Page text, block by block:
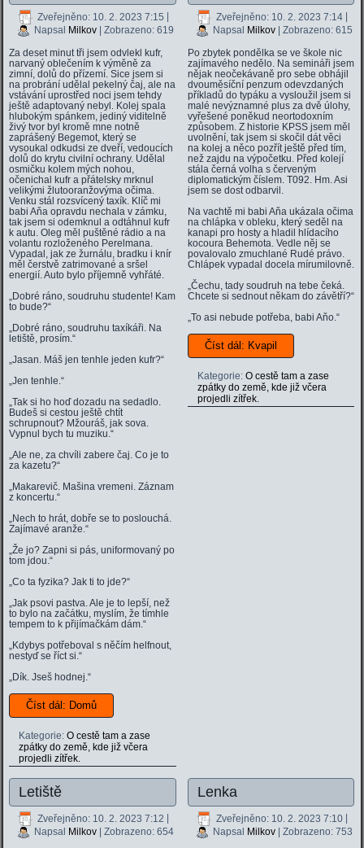
Zveřejněno: 10. 2. 2023 7:15
Napsal Milkov | Zobrazeno: 619
Za deset minut tři jsem odvlekl kufr,
narvaný oblečením k výměně za
zimní, dolů do přízemí. Sice jsem si
na probrání udělal pekelný čaj, ale na
vstávání uprostřed noci jsem tehdy
ještě adaptovaný nebyl. Kolej spala
hlubokým spánkem, jediný viditelně
živý tvor byl kromě mne notně
zaprášený Begemot, který se
vysoukal odkudsi ze dveří, vedoucích
dolů do krytu civilní ochrany. Udělal
osmičku kolem mých nohou,
očenichal kufr a přátelsky mrknul
velikými žlutooranžovýma očima.
Venku stál rozsvícený taxík. Klíč mi
babi Aňa opravdu nechala v zámku,
tak jsem si odemknul a odtáhnul kufr
k autu. Oleg měl puštěné rádio a na
volantu rozloženého Perelmana.
Vypadal, jak ze žurnálu, bradku i knír
měl čerstvě zatrimované a sršel
energií. Auto bylo příjemně vyhřáté.
„Dobré ráno, soudruhu studente! Kam
to bude?“
„Dobré ráno, soudruhu taxíkáři. Na
letiště, prosím.“
„Jasan. Máš jen tenhle jeden kufr?“
„Jen tenhle.“
„Tak si ho hoď dozadu na sedadlo.
Budeš si cestou ještě chtít
schrupnout? Mžouráš, jak sova.
Vypnul bych tu muziku.“
„Ale ne, za chvíli zabere čaj. Co je to
za kazetu?“
„Makarevič. Mašina vremeni. Záznam
z koncertu.“
„Nech to hrát, dobře se to poslouchá.
Zajímavé aranže.“
„Že jo? Zapni si pás, uniformovaný po
tom jdou.“
„Co ta fyzika? Jak ti to jde?“
„Jak psovi pastva. Ale je to lepší, než
to bylo na začátku, myslím, že tímhle
tempem to k přijímačkám dám.“
„Kdybys potřeboval s něčím helfnout,
nestyď se říct si.“
„Dík. Jseš hodnej.“
Číst dál: Domů
Kategorie:O cestě tam a zase
zpátky do země, kde již včera
projedli zítřek.
Zveřejněno: 10. 2. 2023 7:14|
Napsal Milkov| Zobrazeno: 615
Po zbytek pondělka se ve škole nic
zajímavého nedělo. Na semináři jsem
nějak neočekávaně pro sebe obhájil
dvouměsíční penzum odevzdaných
příkladů do typáku a vysloužil jsem si
malé nevýznamné plus za dvě úlohy,
vyřešené poněkud neortodoxním
způsobem. Z historie KPSS jsem měl
uvolnění, tak jsem si skočil dát věci
na kolej a něco pozřít ještě před tím,
než zajdu na výpočetku. Před kolejí
stála černá volha s červeným
diplomatickým číslem. T092. Hm. Asi
jsem se dost odbarvil.
Na vachtě mi babi Aňa ukázala očima
na chlápka v obleku, který seděl na
kanapi pro hosty a hladil hlídacího
kocoura Behemota. Vedle něj se
povalovalo zmuchlané Rudé právo.
Chlápek vypadal docela mírumilovně.
„Čechu, tady soudruh na tebe čeká.
Chcete si sednout někam do závětří?“
„To asi nebude potřeba, babi Aňo.“
Číst dál: Kvapil
Kategorie: O cestě tam a zase
zpátky do země, kde již včera
projedli zítřek.
Letiště
Zveřejněno: 10. 2. 2023 7:12
Napsal Milkov | Zobrazeno: 654
Lenka
Zveřejněno: 10. 2. 2023 7:10|
Napsal Milkov| Zobrazeno: 753